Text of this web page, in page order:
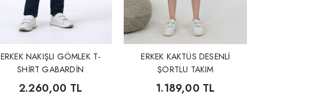
ERKEK NAKIŞLI GÖMLEK T-
SHİRT GABARDİN
PANTOLON 3'LÜ TAKIM
2.260,00 TL
ERKEK KAKTÜS DESENLİ
ŞORTLU TAKIM
1.189,00 TL